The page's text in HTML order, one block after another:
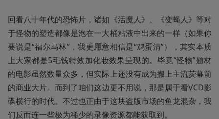
回看八十年代的恐怖片，诸如《活魔人》、《变蝇人》等对
于怪物的塑造都像是泡在一大桶粘液中出来的一样（如果你
要说是“福尔马林”，我更愿意相信是“鸡蛋清”），其实本质
上大家都是5毛钱特效加化妆效果呈现的。毕竟“怪物”题材
的电影虽然数量众多，但实际上还没有成为搬上主流荧幕前
的商业大片。而到了咱们这边更不用说，那是属于看VCD影
碟横行的时代。不过也正由于这块盗版市场的鱼龙混杂，我
们反而连一些极为稀少的录像资源都能获取到。